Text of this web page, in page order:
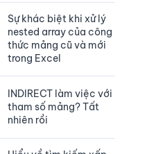
Sự khác biệt khi xử lý
nested array của công
thức mảng cũ và mới
trong Excel
INDIRECT làm việc với
tham số mảng? Tất
nhiên rồi